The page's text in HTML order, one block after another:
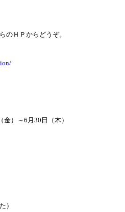
のＨＰからどうぞ。
金）～6 月30 日（木）
）